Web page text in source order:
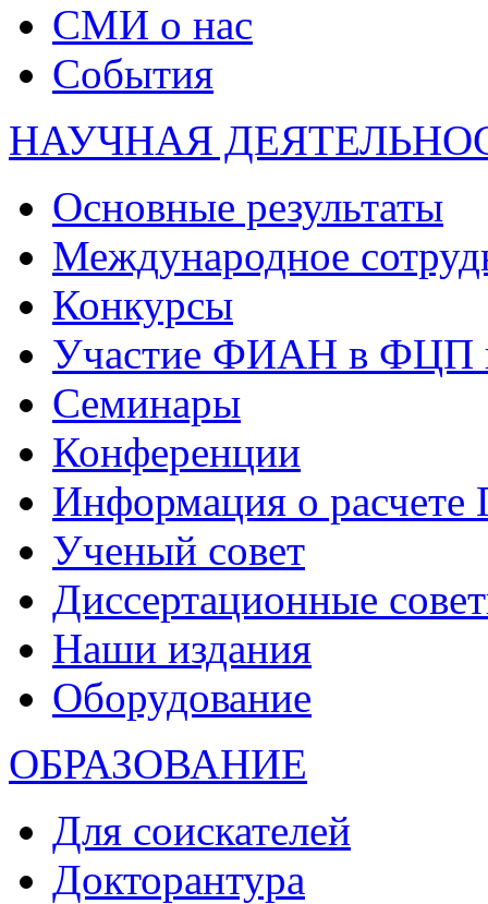
СМИ о нас
События
НАУЧНАЯ
Основные результаты
Международное
Конкурсы
Участие ФИАН в ФЦП
Семинары
Конференции
Информация о
Ученый совет
Диссертационные
Наши издания
Оборудование
ОБРАЗОВАНИЕ
Для соискателей
Докторантура